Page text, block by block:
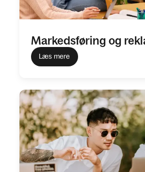
Markedsføring og
Læs mere